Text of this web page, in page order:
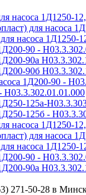
насоса 1Д1250-
для насоса
насоса 1Д1250-
90 -
90а
90б
1Д200-90 -
Н03.3.302.01.01.000
125а-
125б -
насоса 1Д1250-
для насоса
насоса 1Д1250-
90 -
90а
271-50-28 в